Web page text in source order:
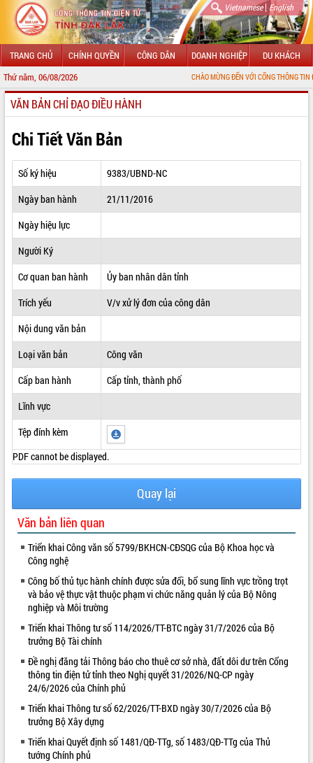
Vietnamese| English
TRANG CHỦ CHÍNH QUYỀN CÔNG DÂN DOANH NGHIỆP DU KHÁCH
Thứ năm, 06/08/2026 CHÀO MỪNG ĐẾN VỚI CỔNG THÔNG TIN ĐIỆN TỬ
GIỚI THIỆU
LÃNH ĐẠO UBND TỈNH
TIN TỨC SỰ KIỆN
SỞ, BAN, NGÀNH
THÔNG TIN CHỈ ĐẠO ĐIỀU HÀNH
HỆ THỐNG VĂN BẢN
VĂN BẢN HĐND TỈNH
ĐIỂM TIN VĂN BẢN
QUY HOẠCH - KẾ HOẠCH
VIDEO
Loading the player...
Lễ truy tặng danh hiệu “Bà Mẹ Việt
Nam Anh hùng” và trao Huân chương
Lao động
UBND tỉnh Đắk Lắk triển khai nhiệm
vụ 6 tháng cuối năm 2026
VĂN BẢN CHỈ ĐẠO ĐIỀU HÀNH
Chi Tiết Văn Bản
Số ký hiệu
9383/UBND-NC
Ngày ban hành
21/11/2016
Ngày hiệu lực
Người Ký
Cơ quan ban hành
Ủy ban nhân dân tỉnh
Trích yếu
V/v xử lý đơn của công dân
Nội dung văn bản
Loại văn bản
Công văn
Cấp ban hành
Cấp tỉnh, thành phố
Lĩnh vực
Tệp đính kèm
PDF cannot be displayed.
Quay lại
Văn bản liên quan
Triển khai Công văn số 5799/BKHCN-CĐSQG của Bộ Khoa học và
Công nghệ
Công bố thủ tục hành chính được sửa đổi, bổ sung lĩnh vực trồng trọt
và bảo vệ thực vật thuộc phạm vi chức năng quản lý của Bộ Nông
nghiệp và Môi trường
Triển khai Thông tư số 114/2026/TT-BTC ngày 31/7/2026 của Bộ
trưởng Bộ Tài chính
Đề nghị đăng tải Thông báo cho thuê cơ sở nhà, đất dôi dư trên Cổng
thông tin điện tử tỉnh theo Nghị quyết 31/2026/NQ-CP ngày
24/6/2026 của Chính phủ
Triển khai Thông tư số 62/2026/TT-BXD ngày 30/7/2026 của Bộ
trưởng Bộ Xây dựng
Triển khai Quyết định số 1481/QĐ-TTg, số 1483/QĐ-TTg của Thủ
tướng Chính phủ